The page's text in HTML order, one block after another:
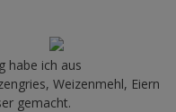
habe ich aus
Weizenmehl, Eiern
gemacht.